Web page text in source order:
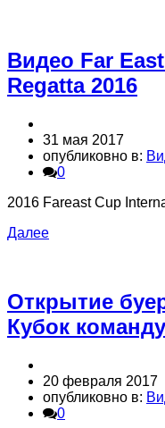
Видео Far
Regatta 2016
31 мая 2017
опубликовно в:
0
2016 Fareast Cup
Далее
Открытие
Кубок
20 февраля 2017
опубликовно в:
0